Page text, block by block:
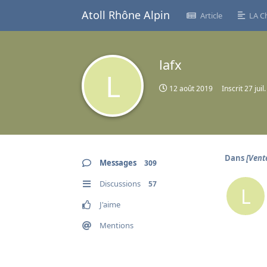
Atoll Rhône Alpin Article LA
L
lafx
12 août 2019 Inscrit27
Messages 309
Discussions 57
J'aime
Mentions
Dans
L